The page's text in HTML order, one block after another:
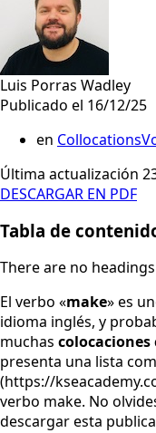
Luis Porras Wadley
Publicado el 16/12/25
en Collocations
Última actualización
DESCARGAR EN PDF
Tabla de
There are no
El verbo «make» es
idioma inglés, y
muchas colocaciones
presenta una lista
(https://
verbo make. No
descargar esta